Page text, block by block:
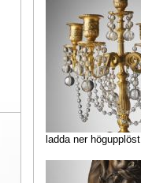
ladda ner högupplöst